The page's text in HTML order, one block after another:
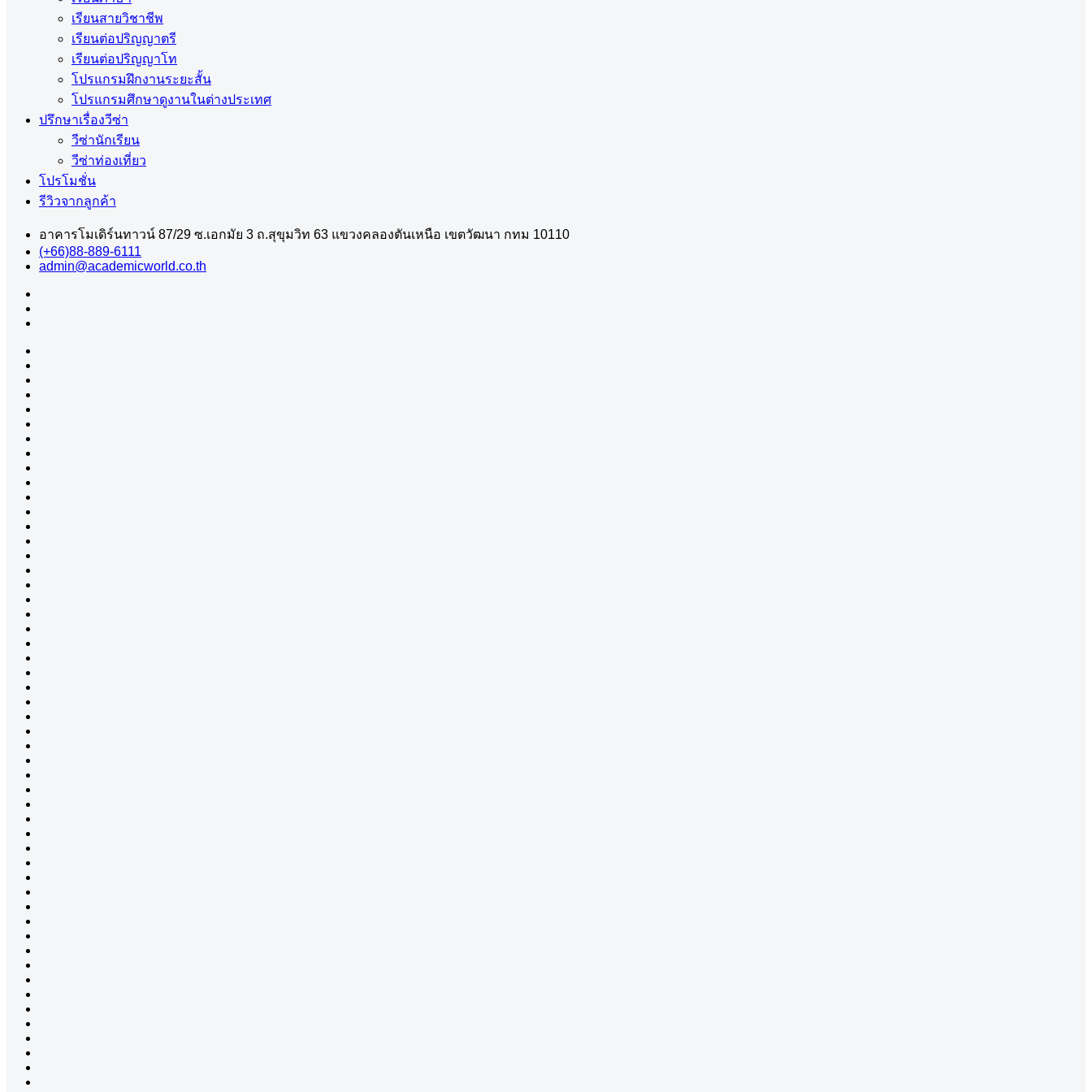
เรียนสายวิชาชีพ
เรียนต่อปริญญาตรี
เรียนต่อปริญญาโท
โปรแกรมฝึกงานระยะสั้น
โปรแกรมศึกษาดูงานในต่างประเทศ
ปรึกษาเรื่องวีซ่า
วีซ่านักเรียน
วีซ่าท่องเที่ยว
โปรโมชั่น
รีวิวจากลูกค้า
อาคารโมเดิร์นทาวน์ 87/29 ซ.เอกมัย 3 ถ.สุขุมวิท 63 แขวงคลองตันเหนือ เขตวัฒนา กทม 10110
(+66)88-889-6111
admin@academicworld.co.th